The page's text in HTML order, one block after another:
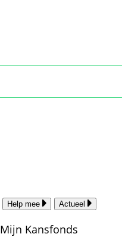
Help mee Actueel
Mijn Kansfonds